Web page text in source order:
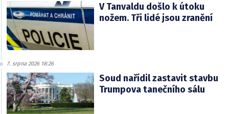
V Tanvaldu došlo k útoku
nožem. Tři lidé jsou zranění
7. srpna 2026 18:26
Soud nařídil zastavit stavbu
Trumpova tanečního sálu